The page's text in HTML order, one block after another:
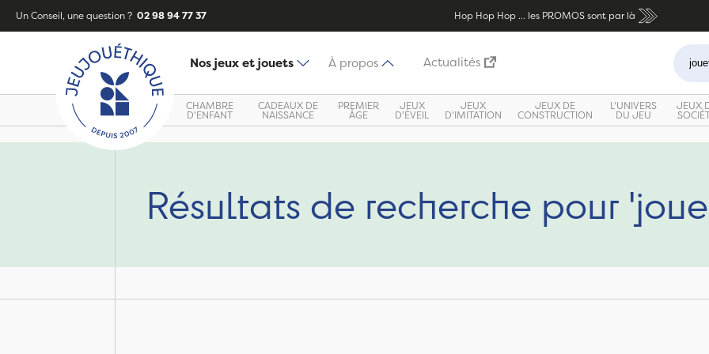
Un Conseil, une question ? 02 98 94 77 37 Hop Hop Hop ... les PROMOS sont par là
Nos jeux et jouets À propos Actualités
CHAMBRE
D'ENFANT
CADEAUX DE
NAISSANCE
PREMIER
ÂGE
JEUX
D'ÉVEIL
JEUX
D'IMITATION
JEUX DE
CONSTRUCTION
L'UNIVERS
DU JEU
JEUX
Résultats de recherche pour